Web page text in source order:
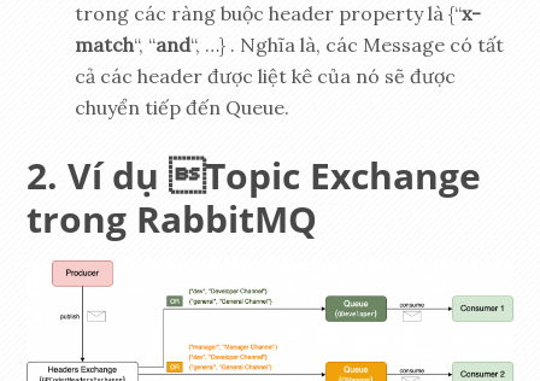
trong các ràng buộc header property là {“x-
match“, “and“, …} . Nghĩa là, các Message có tất
cả các header được liệt kê của nó sẽ được
chuyển tiếp đến Queue.
Ví dụ Topic Exchange
trong RabbitMQ